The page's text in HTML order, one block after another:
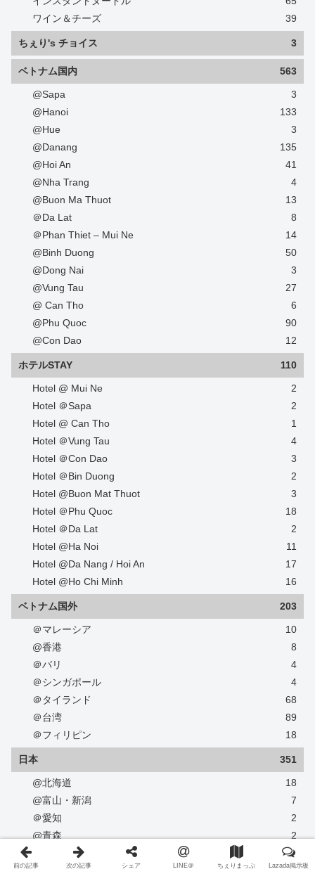
ワイン＆チーズ
39
ちぇり's チョイス 3
ベトナム国内 563
@Sapa
3
@Hanoi
133
@Hue
3
@Danang
135
@Hoi An
41
@Nha Trang
4
@Buon Ma Thuot
13
＠Da Lat
8
＠Phan Thiet – Mui Ne
14
@Binh Duong
50
@Dong Nai
3
@Vung Tau
27
@ Can Tho
6
@Phu Quoc
90
@Con Dao
12
ホテルSTAY 110
Hotel @ Mui Ne
2
Hotel ＠Sapa
2
Hotel @ Can Tho
1
Hotel ＠Vung Tau
4
Hotel ＠Con Dao
3
Hotel ＠Bin Duong
2
Hotel @Buon Mat Thuot
3
Hotel ＠Phu Quoc
18
Hotel ＠Da Lat
2
Hotel @Ha Noi
11
Hotel @Da Nang / Hoi An
17
Hotel @Ho Chi Minh
16
ベトナム国外 203
＠マレーシア
10
@香港
8
＠バリ
4
＠シンガポール
4
＠タイランド
68
＠台湾
89
＠フィリピン
18
日本 351
@北海道
18
@富山・新潟
7
＠愛知
2
@青森
2
105
@神奈川
43
前の記事 次の記事 シェア LINE＠ ちぇりまっぷ Lazada掲示板